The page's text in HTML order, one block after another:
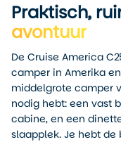
Praktisch,
avontuur
De Cruise America
camper in Amerika
middelgrote camper
nodig hebt: een vast
cabine, en een
slaapplek. Je hebt